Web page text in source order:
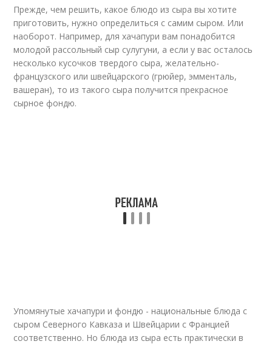
Прежде, чем решить, какое блюдо из сыра вы хотите
приготовить, нужно определиться с самим сыром. Или
наоборот. Например, для хачапури вам понадобится
молодой рассольный сыр сулугуни, а если у вас осталось
несколько кусочков твердого сыра, желательно-
французского или швейцарского (грюйер, эмменталь,
вашеран), то из такого сыра получится прекрасное
сырное фондю.
Упомянутые хачапури и фондю - национальные блюда с
сыром Северного Кавказа и Швейцарии с Францией
соответственно. Но блюда из сыра есть практически в